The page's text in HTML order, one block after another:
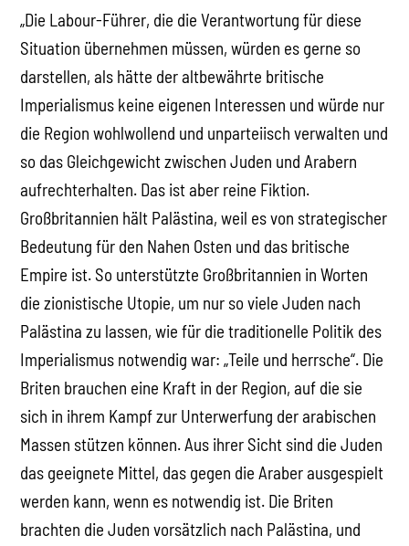
„Die Labour-Führer, die die Verantwortung für diese
Situation übernehmen müssen, würden es gerne so
darstellen, als hätte der altbewährte britische
Imperialismus keine eigenen Interessen und würde nur
die Region wohlwollend und unparteiisch verwalten und
so das Gleichgewicht zwischen Juden und Arabern
aufrechterhalten. Das ist aber reine Fiktion.
Großbritannien hält Palästina, weil es von strategischer
Bedeutung für den Nahen Osten und das britische
Empire ist. So unterstützte Großbritannien in Worten
die zionistische Utopie, um nur so viele Juden nach
Palästina zu lassen, wie für die traditionelle Politik des
Imperialismus notwendig war: „Teile und herrsche“. Die
Briten brauchen eine Kraft in der Region, auf die sie
sich in ihrem Kampf zur Unterwerfung der arabischen
Massen stützen können. Aus ihrer Sicht sind die Juden
das geeignete Mittel, das gegen die Araber ausgespielt
werden kann, wenn es notwendig ist. Die Briten
brachten die Juden vorsätzlich nach Palästina, und